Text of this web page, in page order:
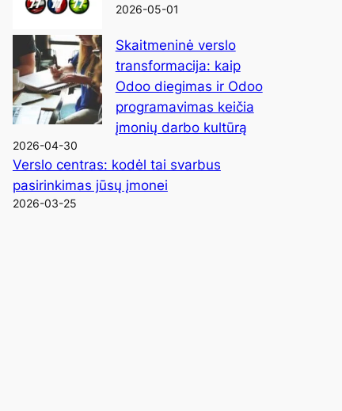
2026-05-01
Skaitmeninė verslo
transformacija: kaip
Odoo diegimas ir Odoo
programavimas keičia
įmonių darbo kultūrą
2026-04-30
Verslo centras: kodėl tai svarbus
pasirinkimas jūsų įmonei
2026-03-25